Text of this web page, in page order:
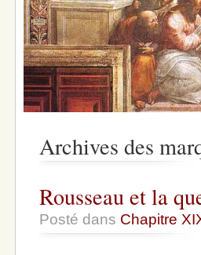
Archives des
Rousseau et la
Posté dans Chapitre